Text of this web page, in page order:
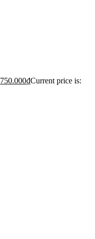
750.000₫Current price is: